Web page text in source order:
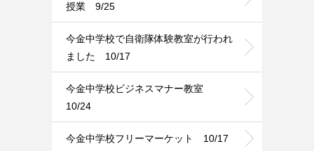
授業 9/25
今金中学校で自衛隊体験教室が行われ
ました 10/17
今金中学校ビジネスマナー教室
10/24
今金中学校フリーマーケット 10/17